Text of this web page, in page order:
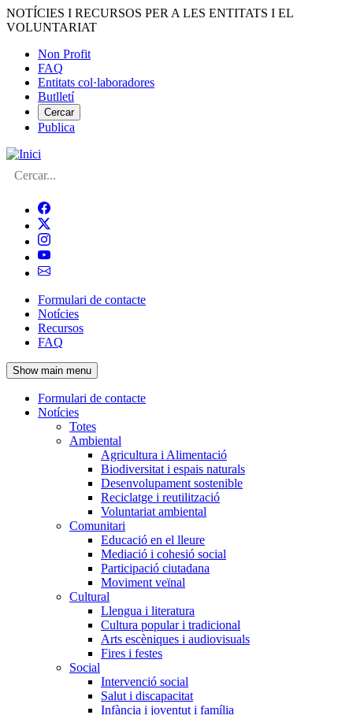
Vés
al
NOTÍCIES I RECURSOS PER A LES ENTITATS I EL
VOLUNTARIAT
Menú
del
compte
d'usuari
Non Profit
FAQ
Entitats col·laboradores
Butlletí
Cercar
Publica
Cerca
Navegació
principal
de
l'encapçalament
Formulari de contacte
Notícies
Recursos
FAQ
Show main menu
Navegació
principal
Formulari de contacte
Notícies
Totes
Ambiental
Agricultura i Alimentació
Biodiversitat i espais naturals
Desenvolupament sostenible
Reciclatge i reutilització
Voluntariat ambiental
Comunitari
Educació en el lleure
Mediació i cohesió social
Participació ciutadana
Moviment veïnal
Cultural
Llengua i literatura
Cultura popular i tradicional
Arts escèniques i audiovisuals
Fires i festes
Social
Intervenció social
Salut i discapacitat
Infància i joventut i família